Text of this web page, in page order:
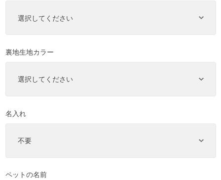
裏地生地カラー
名入れ
ペットの名前